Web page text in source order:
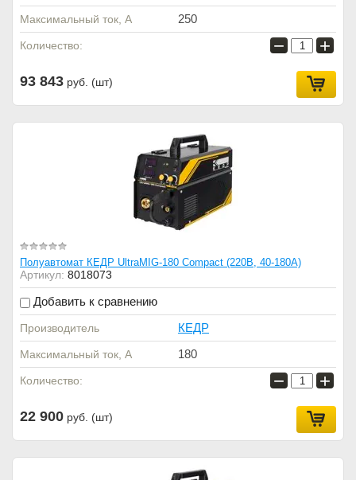
Максимальный ток, А 250
Количество: − +
93 843 руб. (шт)
Полуавтомат КЕДР UltraMIG-180 Compact (220В, 40-180А)
Артикул: 8018073
Добавить к сравнению
Производитель КЕДР
Максимальный ток, А 180
Количество: − +
22 900 руб. (шт)